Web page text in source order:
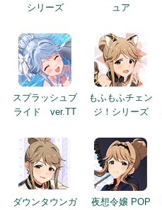
シリーズ
ュア
スプラッシュブ
ライド ver.TT
もふもふチェン
ジ！シリーズ
ダウンタウンガ
夜想令嬢 POP